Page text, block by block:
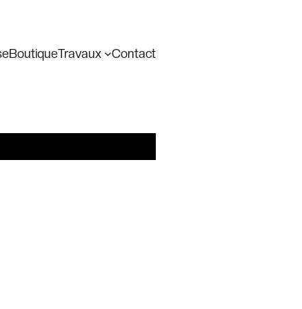
BoutiqueTravaux Contact